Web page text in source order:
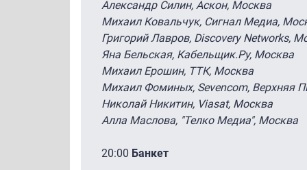
Александр Силин, Аскон, Москва
Михаил Ковальчук, Сигнал Медиа,
Григорий Лавров, Discovery Networks,
Яна Бельская, Кабельщик.Ру, Москва
Михаил Ерошин, ТТК, Москва
Михаил Фоминых, Sevencom, Верхняя
Николай Никитин, Viasat, Москва
Алла Маслова, "Телко Медиа", Москва
20:00 Банкет